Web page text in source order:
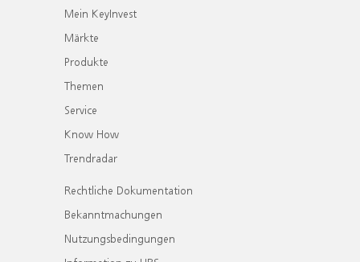
Mein KeyInvest
Märkte
Produkte
Themen
Service
Know How
Trendradar
Rechtliche Dokumentation
Bekanntmachungen
Nutzungsbedingungen